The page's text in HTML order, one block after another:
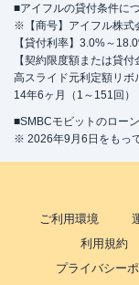
■アイフルの貸付条件に
※【商号】アイフル株式
【貸付利率】3.0%～
【契約限度額または貸
高スライド元利定額リ
14年6ヶ月（1～151回
■SMBCモビットのロー
※ 2026年9月6日をもっ
ご利用環境
利用規約
プライバシー